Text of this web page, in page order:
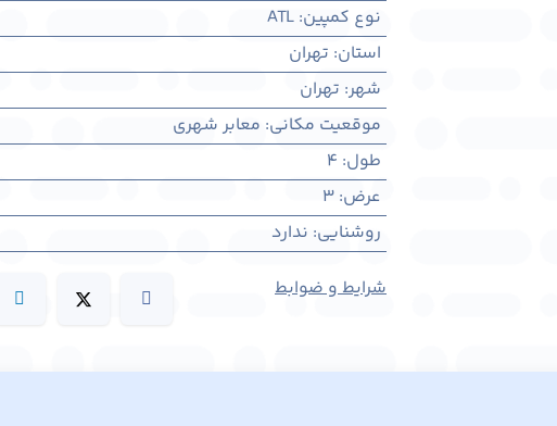
نوع کمپین:
ATL
استان: تهران
شهر: تهران
موقعیت مکانی: معابر شهری
طول:
4
عرض:
3
روشنایی: ندارد
شرایط و ضوابط